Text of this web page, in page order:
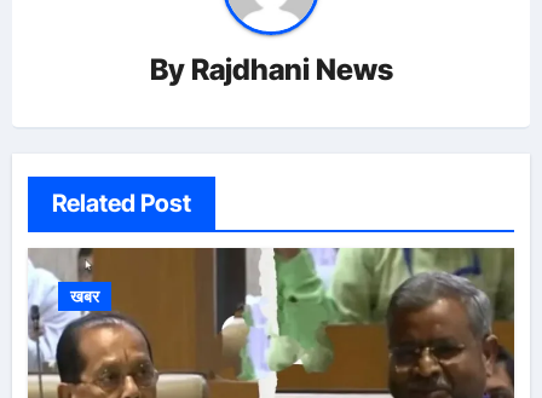
By Rajdhani News
Related Post
खबर